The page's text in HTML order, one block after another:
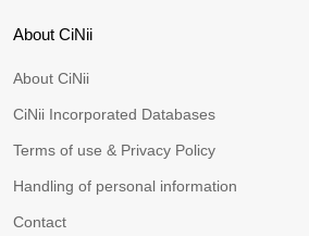
About CiNii
About CiNii
CiNii Incorporated Databases
Terms of use & Privacy Policy
Handling of personal information
Contact